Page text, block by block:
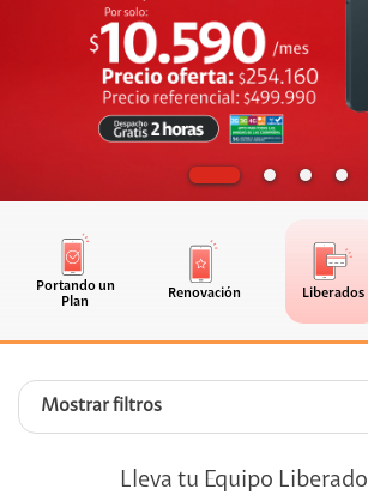
Portando un
Plan
Renovación Liberados
Mostrar filtros
Lleva tu Equipo Liberado